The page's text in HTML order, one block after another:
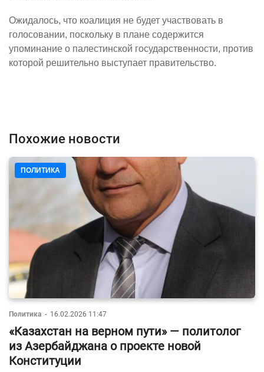
Ожидалось, что коалиция не будет участвовать в
голосовании, поскольку в плане содержится
упоминание о палестинской государственности, против
которой решительно выступает правительство.
Похожие новости
ПОЛИТИКА
Политика - 16.02.2026 11:47
«Казахстан на верном пути» — политолог
из Азербайджана о проекте новой
Конституции